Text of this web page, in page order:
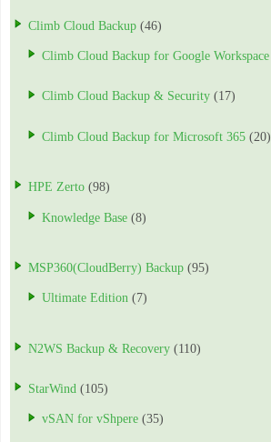
Climb Cloud Backup (46)
Climb Cloud Backup for Google Workspace
Climb Cloud Backup & Security (17)
Climb Cloud Backup for Microsoft 365 (20)
HPE Zerto (98)
Knowledge Base (8)
MSP360(CloudBerry) Backup (95)
Ultimate Edition (7)
N2WS Backup & Recovery (110)
StarWind (105)
vSAN for vShpere (35)